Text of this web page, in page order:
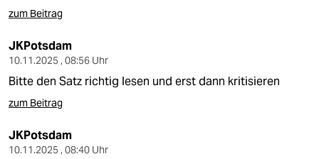
zum Beitrag
JKPotsdam
10.11.2025 , 08:56 Uhr
Bitte den Satz richtig lesen und erst dann kritisieren
zum Beitrag
JKPotsdam
10.11.2025 , 08:40 Uhr